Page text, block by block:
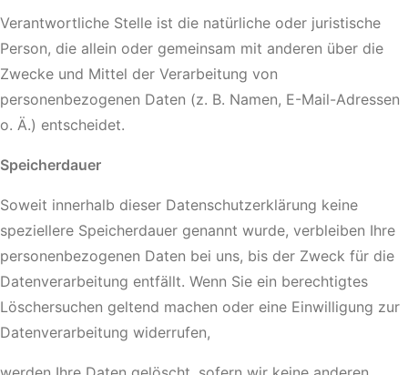
Verantwortliche Stelle ist die natürliche oder juristische
Person, die allein oder gemeinsam mit anderen über die
Zwecke und Mittel der Verarbeitung von
personenbezogenen Daten (z. B. Namen, E-Mail-Adressen
o. Ä.) entscheidet.
Speicherdauer
Soweit innerhalb dieser Datenschutzerklärung keine
speziellere Speicherdauer genannt wurde, verbleiben Ihre
personenbezogenen Daten bei uns, bis der Zweck für die
Datenverarbeitung entfällt. Wenn Sie ein berechtigtes
Löschersuchen geltend machen oder eine Einwilligung zur
Datenverarbeitung widerrufen,